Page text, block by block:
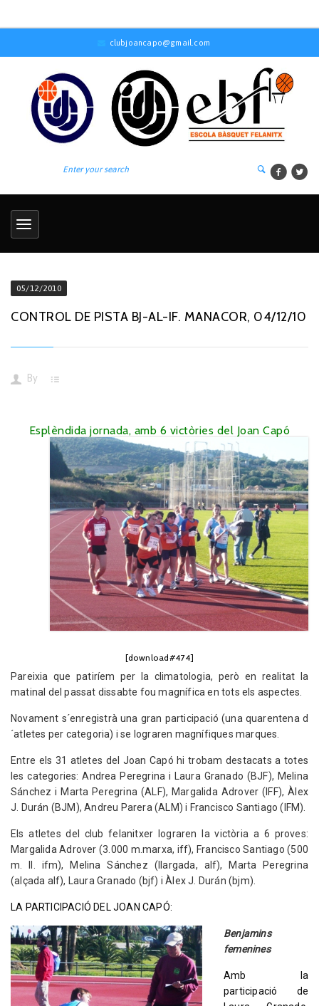
clubjoancapo@gmail.com
05/12/2010
CONTROL DE PISTA BJ-AL-IF. MANACOR, 04/12/10
By
Esplèndida jornada, amb 6 victòries del Joan Capó
[download#474]
Pareixia que patiríem per la climatologia, però en realitat la
matinal del passat dissabte fou magnífica en tots els aspectes.
Novament s´enregistrà una gran participació (una quarentena d
´atletes per categoria) i se lograren magnífiques marques.
Entre els 31 atletes del Joan Capó hi trobam destacats a totes
les categories: Andrea Peregrina i Laura Granado (BJF), Melina
Sánchez i Marta Peregrina (ALF), Margalida Adrover (IFF), Àlex
J. Durán (BJM), Andreu Parera (ALM) i Francisco Santiago (IFM).
Els atletes del club felanitxer lograren la victòria a 6 proves:
Margalida Adrover (3.000 m.marxa, iff), Francisco Santiago (500
m. ll. ifm), Melina Sánchez (llargada, alf), Marta Peregrina
(alçada alf), Laura Granado (bjf) i Àlex J. Durán (bjm).
LA PARTICIPACIÓ DEL JOAN CAPÓ:
Benjamins
femenines
Amb la
participació de